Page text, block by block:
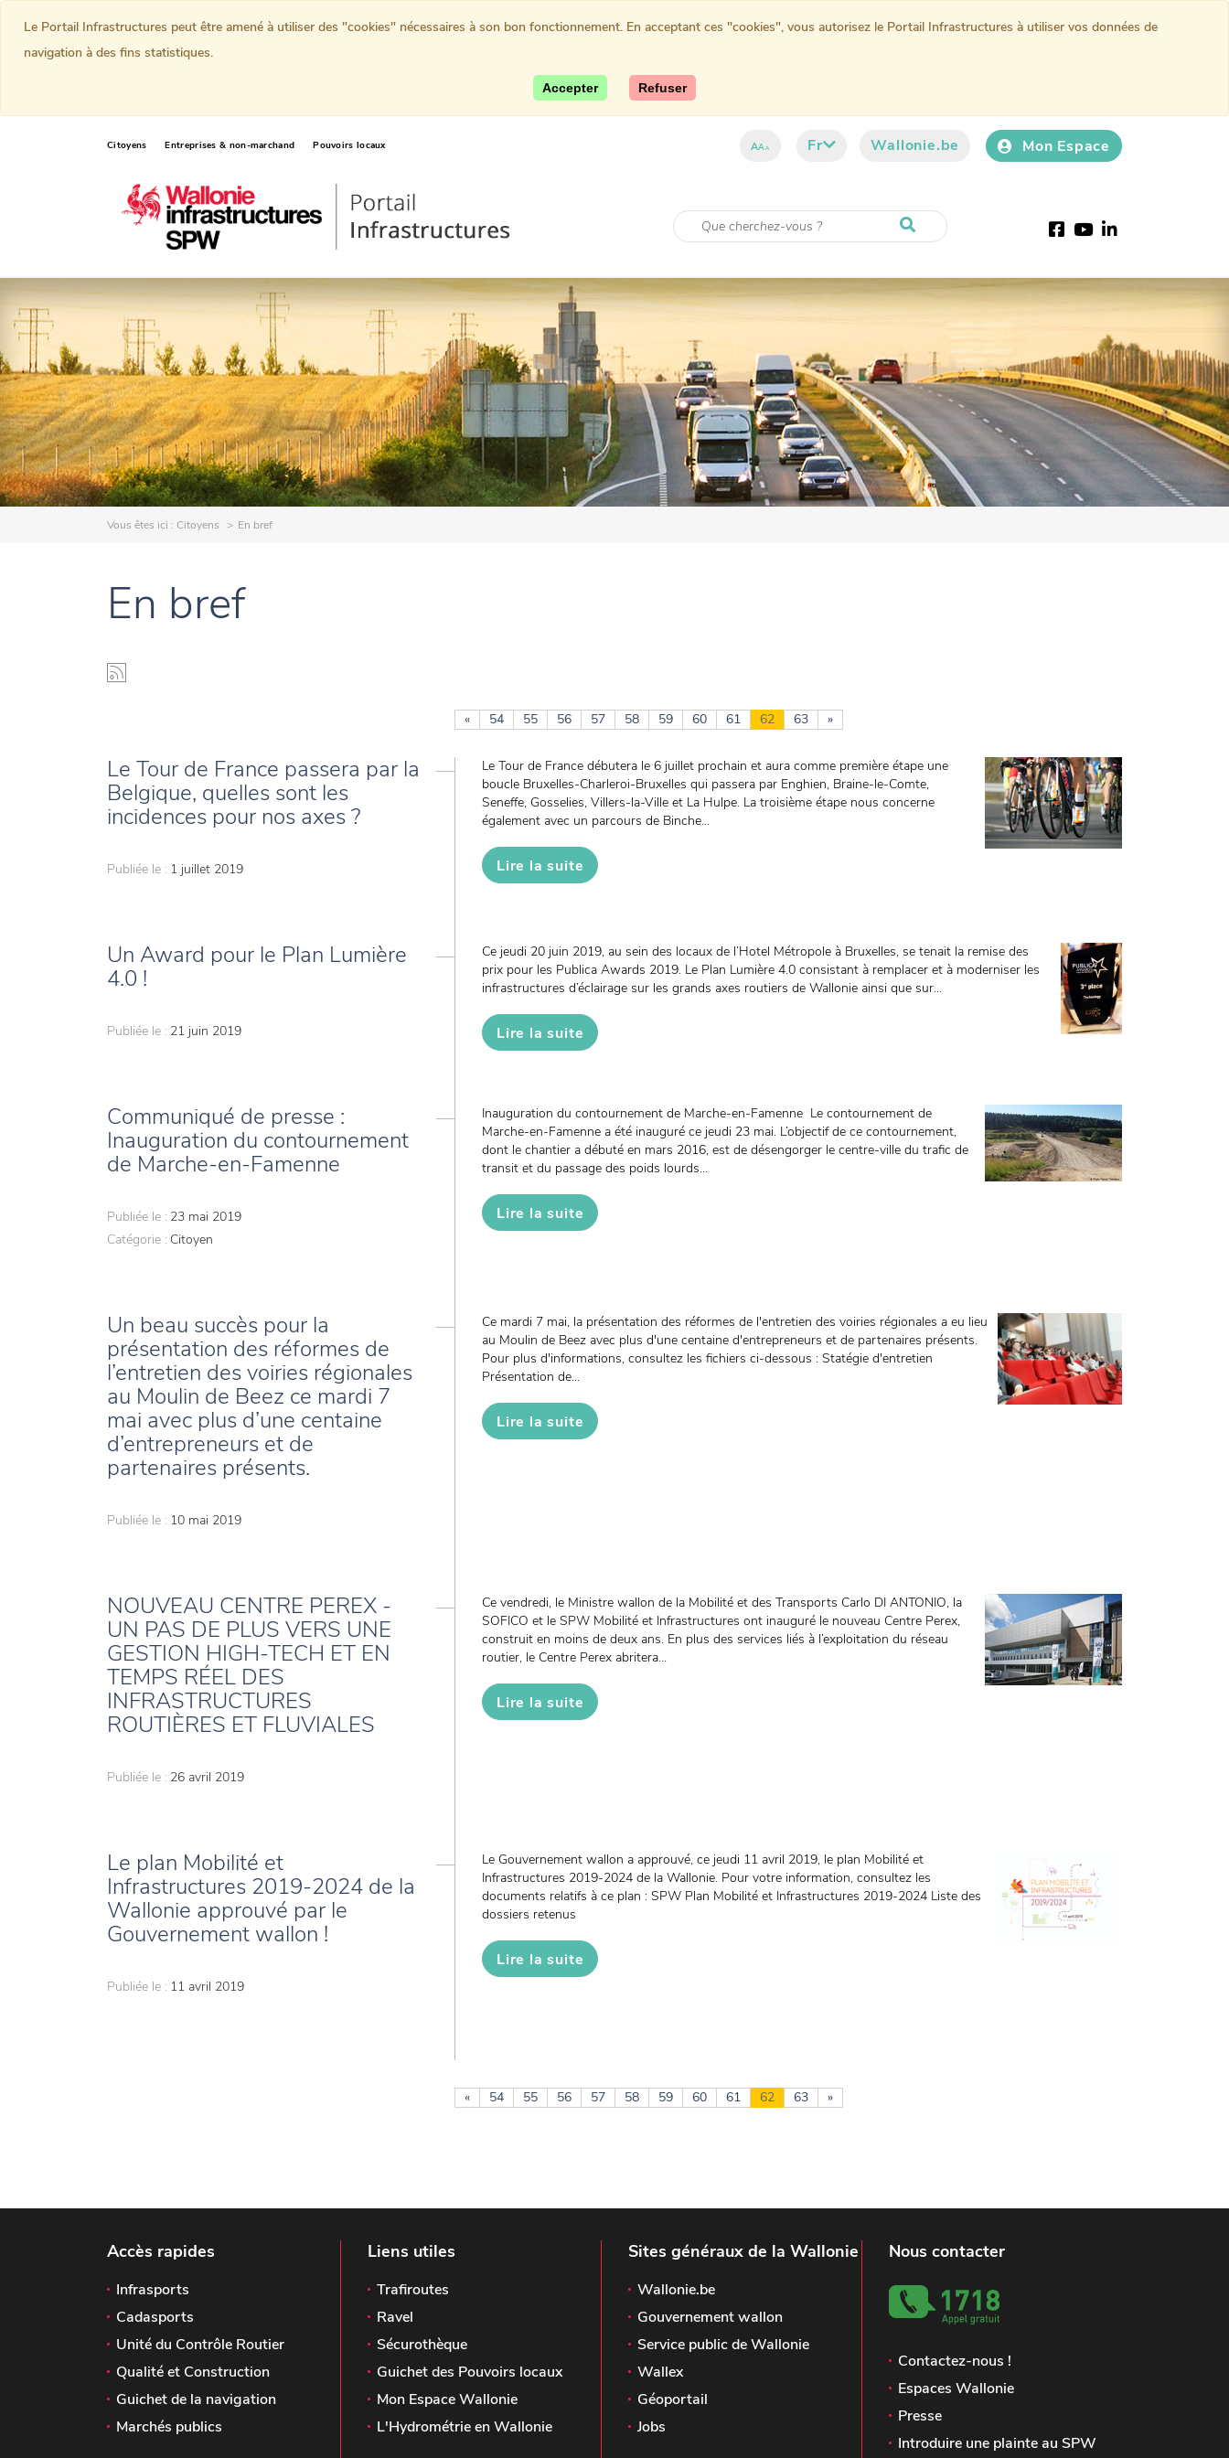
Citoyens Entreprises & non-marchand Pouvoirs locaux AAA Fr Wallonie.be Mon Espace
Facebook
YoutubeLinkedIn
Vous êtes ici : Citoyens En bref
En bref
« 54 55 56 57 58 59 60 61 62 63 »
Le Tour de France passera par la
Belgique, quelles sont les
incidences pour nos axes ?
Publiée le : 1 juillet 2019
Le Tour de France débutera le 6 juillet prochain et aura comme première étape une
boucle Bruxelles-Charleroi-Bruxelles qui passera par Enghien, Braine-le-Comte,
Seneffe, Gosselies, Villers-la-Ville et La Hulpe. La troisième étape nous concerne
également avec un parcours de Binche...
Lire la suite
Un Award pour le Plan Lumière
4.0 !
Publiée le : 21 juin 2019
Ce jeudi 20 juin 2019, au sein des locaux de l’Hotel Métropole à Bruxelles, se tenait la remise des
prix pour les Publica Awards 2019. Le Plan Lumière 4.0 consistant à remplacer et à moderniser les
infrastructures d’éclairage sur les grands axes routiers de Wallonie ainsi que sur...
Lire la suite
Communiqué de presse :
Inauguration du contournement
de Marche-en-Famenne
Publiée le : 23 mai 2019
Catégorie : Citoyen
Inauguration du contournement de Marche-en-Famenne Le contournement de
Marche-en-Famenne a été inauguré ce jeudi 23 mai. L’objectif de ce contournement,
dont le chantier a débuté en mars 2016, est de désengorger le centre-ville du trafic de
transit et du passage des poids lourds...
Lire la suite
Un beau succès pour la
présentation des réformes de
l’entretien des voiries régionales
au Moulin de Beez ce mardi 7
mai avec plus d’une centaine
d’entrepreneurs et de
partenaires présents.
Publiée le : 10 mai 2019
Ce mardi 7 mai, la présentation des réformes de l'entretien des voiries régionales a eu lieu
au Moulin de Beez avec plus d'une centaine d'entrepreneurs et de partenaires présents.
Pour plus d'informations, consultez les fichiers ci-dessous : Statégie d'entretien
Présentation de...
Lire la suite
NOUVEAU CENTRE PEREX -
UN PAS DE PLUS VERS UNE
GESTION HIGH-TECH ET EN
TEMPS RÉEL DES
INFRASTRUCTURES
ROUTIÈRES ET FLUVIALES
Publiée le : 26 avril 2019
Ce vendredi, le Ministre wallon de la Mobilité et des Transports Carlo DI ANTONIO, la
SOFICO et le SPW Mobilité et Infrastructures ont inauguré le nouveau Centre Perex,
construit en moins de deux ans. En plus des services liés à l’exploitation du réseau
routier, le Centre Perex abritera...
Lire la suite
Le plan Mobilité et
Infrastructures 2019-2024 de la
Wallonie approuvé par le
Gouvernement wallon !
Publiée le : 11 avril 2019
Le Gouvernement wallon a approuvé, ce jeudi 11 avril 2019, le plan Mobilité et
Infrastructures 2019-2024 de la Wallonie. Pour votre information, consultez les
documents relatifs à ce plan : SPW Plan Mobilité et Infrastructures 2019-2024 Liste des
dossiers retenus
Lire la suite
« 54 55 56 57 58 59 60 61 62 63 »
Accès rapides
Infrasports
Cadasports
Unité du Contrôle Routier
Qualité et Construction
Guichet de la navigation
Marchés publics
Liens utiles
Trafiroutes
Ravel
Sécurothèque
Guichet des Pouvoirs locaux
Mon Espace Wallonie
L'Hydrométrie en Wallonie
Sites généraux de la Wallonie
Wallonie.be
Gouvernement wallon
Service public de Wallonie
Wallex
Géoportail
Jobs
Nous contacter
Contactez-nous !
Espaces Wallonie
Presse
Introduire une plainte au SPW
Le Portail Infrastructures peut être amené à utiliser des "cookies" nécessaires à son bon fonctionnement. En acceptant ces "cookies", vous autorisez le Portail Infrastructures à utiliser vos données de
navigation à des fins statistiques.
Accepter Refuser